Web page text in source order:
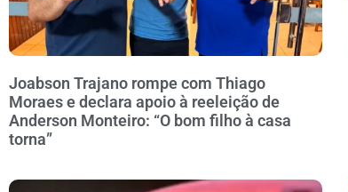
Joabson Trajano rompe com Thiago
Moraes e declara apoio à reeleição de
Anderson Monteiro: “O bom filho à casa
torna”